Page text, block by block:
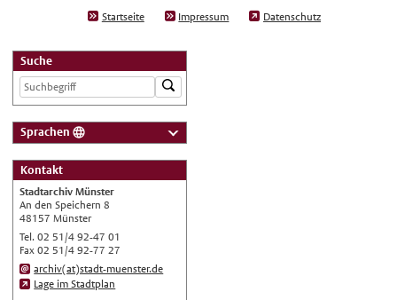
Startseite Impressum Datenschutz
Suche
Sprachen
Nederlands
English
Українська
Türkçe
اللغة العربية
Kontakt
Stadtarchiv Münster
An den Speichern 8
48157 Münster
Tel. 02 51/4 92-47 01
Fax 02 51/4 92-77 27
archiv(at)stadt-muenster.de
Lage im Stadtplan